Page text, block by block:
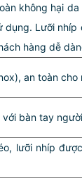
không hại
dụng. Lưỡi
hàng dễ
an toàn cho
bàn tay
lưỡi nhíp